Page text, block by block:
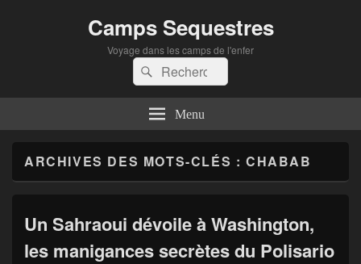
Camps Sequestres
Voyage dans les camps de l'enfer
Recherche :
Rechercher
Menu
ARCHIVES DES MOTS-CLÉS :CHABAB
Un Sahraoui dévoile à Washington,
les manigances secrètes du Polisario